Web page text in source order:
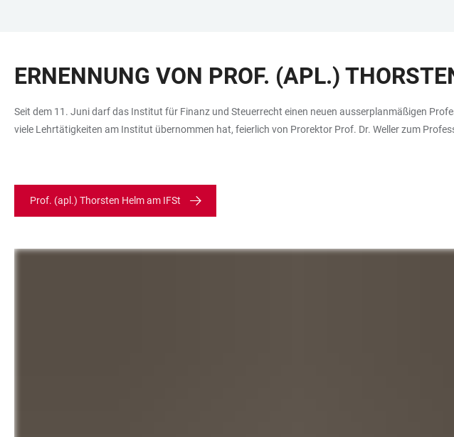
BARRIEREFREIHEIT
ERNENNUNG VON PROF. (APL.)
Seit dem 11. Juni darf das Institut für Finanz und Steuerrecht einen neuen ausserplanmäßigen
viele Lehrtätigkeiten am Institut übernommen hat, feierlich von Prorektor Prof. Dr. Weller zum
Prof. (apl.) Thorsten Helm am IFSt